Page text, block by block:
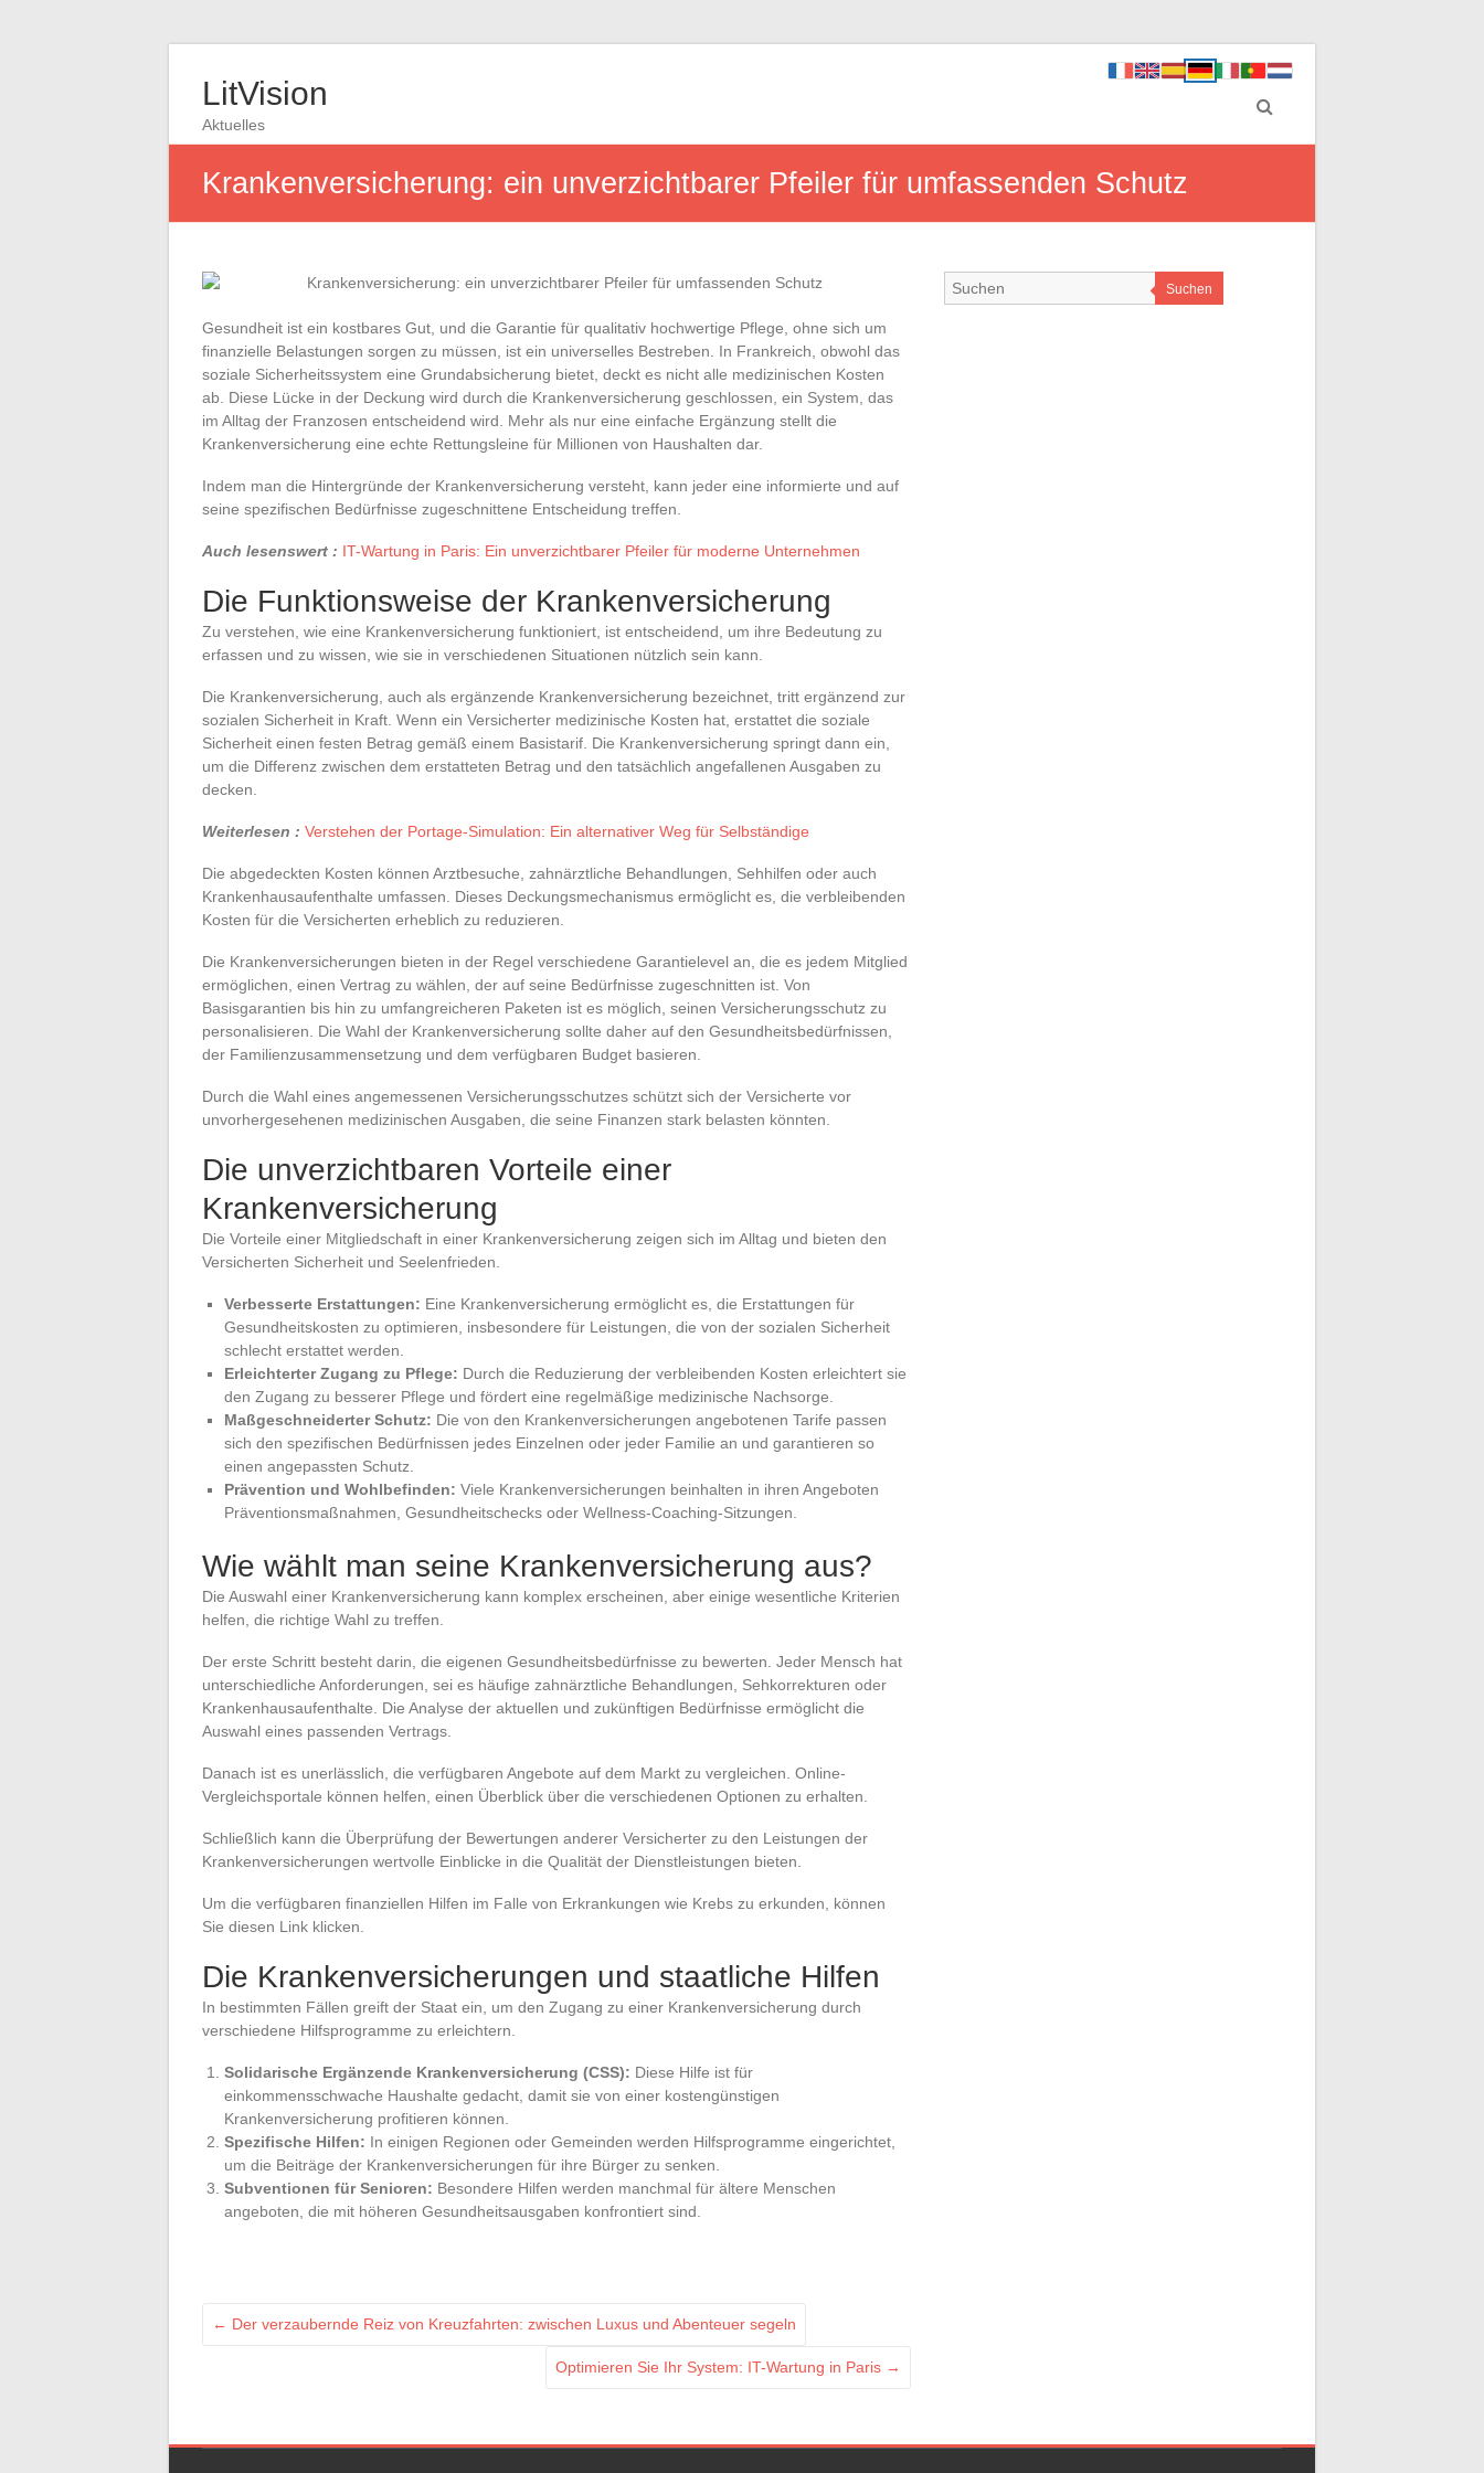
LitVision
Aktuelles
Krankenversicherung: ein unverzichtbarer Pfeiler für umfassenden Schutz
Gesundheit ist ein kostbares Gut, und die Garantie für qualitativ hochwertige Pflege, ohne sich um
finanzielle Belastungen sorgen zu müssen, ist ein universelles Bestreben. In Frankreich, obwohl das
soziale Sicherheitssystem eine Grundabsicherung bietet, deckt es nicht alle medizinischen Kosten
ab. Diese Lücke in der Deckung wird durch die Krankenversicherung geschlossen, ein System, das
im Alltag der Franzosen entscheidend wird. Mehr als nur eine einfache Ergänzung stellt die
Krankenversicherung eine echte Rettungsleine für Millionen von Haushalten dar.
Indem man die Hintergründe der Krankenversicherung versteht, kann jeder eine informierte und auf
seine spezifischen Bedürfnisse zugeschnittene Entscheidung treffen.
Auch lesenswert : IT-Wartung in Paris: Ein unverzichtbarer Pfeiler für moderne Unternehmen
Die Funktionsweise der Krankenversicherung
Zu verstehen, wie eine Krankenversicherung funktioniert, ist entscheidend, um ihre Bedeutung zu
erfassen und zu wissen, wie sie in verschiedenen Situationen nützlich sein kann.
Die Krankenversicherung, auch als ergänzende Krankenversicherung bezeichnet, tritt ergänzend zur
sozialen Sicherheit in Kraft. Wenn ein Versicherter medizinische Kosten hat, erstattet die soziale
Sicherheit einen festen Betrag gemäß einem Basistarif. Die Krankenversicherung springt dann ein,
um die Differenz zwischen dem erstatteten Betrag und den tatsächlich angefallenen Ausgaben zu
decken.
Weiterlesen : Verstehen der Portage-Simulation: Ein alternativer Weg für Selbständige
Die abgedeckten Kosten können Arztbesuche, zahnärztliche Behandlungen, Sehhilfen oder auch
Krankenhausaufenthalte umfassen. Dieses Deckungsmechanismus ermöglicht es, die verbleibenden
Kosten für die Versicherten erheblich zu reduzieren.
Die Krankenversicherungen bieten in der Regel verschiedene Garantielevel an, die es jedem Mitglied
ermöglichen, einen Vertrag zu wählen, der auf seine Bedürfnisse zugeschnitten ist. Von
Basisgarantien bis hin zu umfangreicheren Paketen ist es möglich, seinen Versicherungsschutz zu
personalisieren. Die Wahl der Krankenversicherung sollte daher auf den Gesundheitsbedürfnissen,
der Familienzusammensetzung und dem verfügbaren Budget basieren.
Durch die Wahl eines angemessenen Versicherungsschutzes schützt sich der Versicherte vor
unvorhergesehenen medizinischen Ausgaben, die seine Finanzen stark belasten könnten.
Die unverzichtbaren Vorteile einer
Krankenversicherung
Die Vorteile einer Mitgliedschaft in einer Krankenversicherung zeigen sich im Alltag und bieten den
Versicherten Sicherheit und Seelenfrieden.
Verbesserte Erstattungen: Eine Krankenversicherung ermöglicht es, die Erstattungen für
Gesundheitskosten zu optimieren, insbesondere für Leistungen, die von der sozialen Sicherheit
schlecht erstattet werden.
Erleichterter Zugang zu Pflege: Durch die Reduzierung der verbleibenden Kosten erleichtert sie
den Zugang zu besserer Pflege und fördert eine regelmäßige medizinische Nachsorge.
Maßgeschneiderter Schutz: Die von den Krankenversicherungen angebotenen Tarife passen
sich den spezifischen Bedürfnissen jedes Einzelnen oder jeder Familie an und garantieren so
einen angepassten Schutz.
Prävention und Wohlbefinden: Viele Krankenversicherungen beinhalten in ihren Angeboten
Präventionsmaßnahmen, Gesundheitschecks oder Wellness-Coaching-Sitzungen.
Wie wählt man seine Krankenversicherung aus?
Die Auswahl einer Krankenversicherung kann komplex erscheinen, aber einige wesentliche Kriterien
helfen, die richtige Wahl zu treffen.
Der erste Schritt besteht darin, die eigenen Gesundheitsbedürfnisse zu bewerten. Jeder Mensch hat
unterschiedliche Anforderungen, sei es häufige zahnärztliche Behandlungen, Sehkorrekturen oder
Krankenhausaufenthalte. Die Analyse der aktuellen und zukünftigen Bedürfnisse ermöglicht die
Auswahl eines passenden Vertrags.
Danach ist es unerlässlich, die verfügbaren Angebote auf dem Markt zu vergleichen. Online-
Vergleichsportale können helfen, einen Überblick über die verschiedenen Optionen zu erhalten.
Schließlich kann die Überprüfung der Bewertungen anderer Versicherter zu den Leistungen der
Krankenversicherungen wertvolle Einblicke in die Qualität der Dienstleistungen bieten.
Um die verfügbaren finanziellen Hilfen im Falle von Erkrankungen wie Krebs zu erkunden, können
Sie diesen Link klicken.
Die Krankenversicherungen und staatliche Hilfen
In bestimmten Fällen greift der Staat ein, um den Zugang zu einer Krankenversicherung durch
verschiedene Hilfsprogramme zu erleichtern.
Solidarische Ergänzende Krankenversicherung (CSS): Diese Hilfe ist für
einkommensschwache Haushalte gedacht, damit sie von einer kostengünstigen
Krankenversicherung profitieren können.
Spezifische Hilfen: In einigen Regionen oder Gemeinden werden Hilfsprogramme eingerichtet,
um die Beiträge der Krankenversicherungen für ihre Bürger zu senken.
Subventionen für Senioren: Besondere Hilfen werden manchmal für ältere Menschen
angeboten, die mit höheren Gesundheitsausgaben konfrontiert sind.
← Der verzaubernde Reiz von Kreuzfahrten: zwischen Luxus und Abenteuer segeln
Optimieren Sie Ihr System: IT-Wartung in Paris →
Suchen